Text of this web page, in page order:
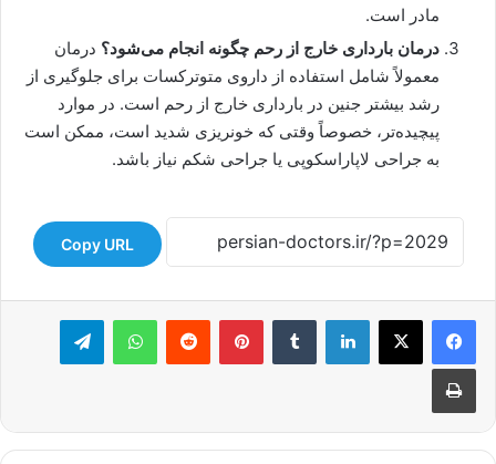
مادر است.
درمان بارداری خارج از رحم چگونه انجام می‌شود؟ درمان
معمولاً شامل استفاده از داروی متوترکسات برای جلوگیری از
رشد بیشتر جنین در بارداری خارج از رحم است. در موارد
پیچیده‌تر، خصوصاً وقتی که خونریزی شدید است، ممکن است
به جراحی لاپاراسکوپی یا جراحی شکم نیاز باشد.
Copy URL
لینکدین ‫تامبلر ‫پین‌ترست‫رددیت واتس آپ تلگرام
چاپ